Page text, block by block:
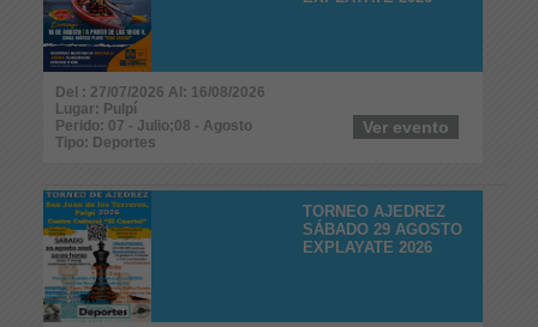
Del : 27/07/2026 Al: 16/08/2026
Lugar: Pulpí
Perido: 07 - Julio;08 - Agosto
Tipo: Deportes
Ver evento
TORNEO AJEDREZ
SÁBADO 29 AGOSTO
EXPLAYATE 2026